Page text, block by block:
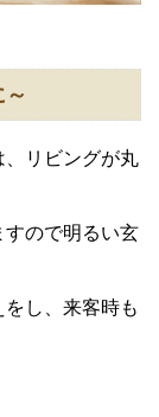
リビングが丸
すので明るい玄
し、来客時も